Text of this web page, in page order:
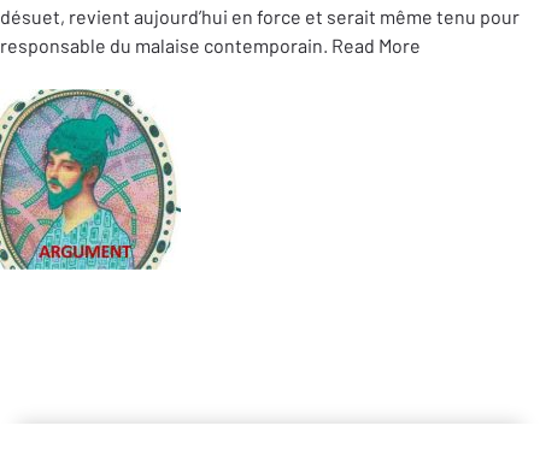
désuet, revient aujourd’hui en force et serait même tenu pour
responsable du malaise contemporain. Read More